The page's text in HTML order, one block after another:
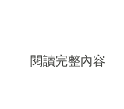
閱讀完整內容